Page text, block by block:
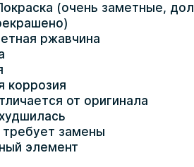
(очень заметные,
ржавчина
коррозия
от оригинала
замены
элемент